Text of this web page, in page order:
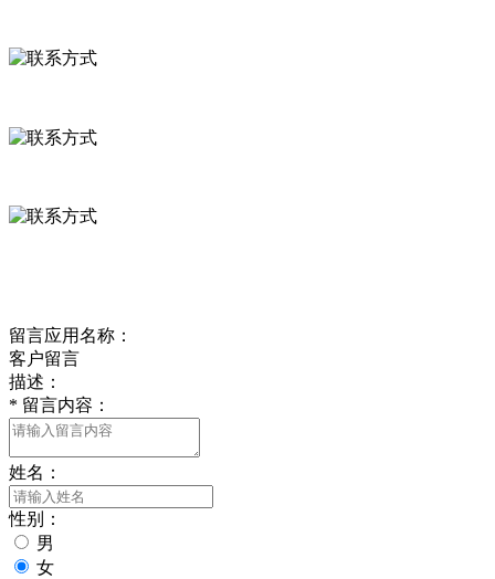
留言应用名称：
客户留言
描述：
* 留言内容：
姓名：
性别：
男
女